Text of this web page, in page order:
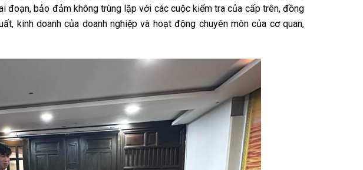
đoạn, bảo đảm không trùng lặp với các cuộc kiểm tra của cấp trên, đồng
kinh doanh của doanh nghiệp và hoạt động chuyên môn của cơ quan,